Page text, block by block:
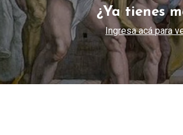
¿Ya tienes
Ingresa acá para